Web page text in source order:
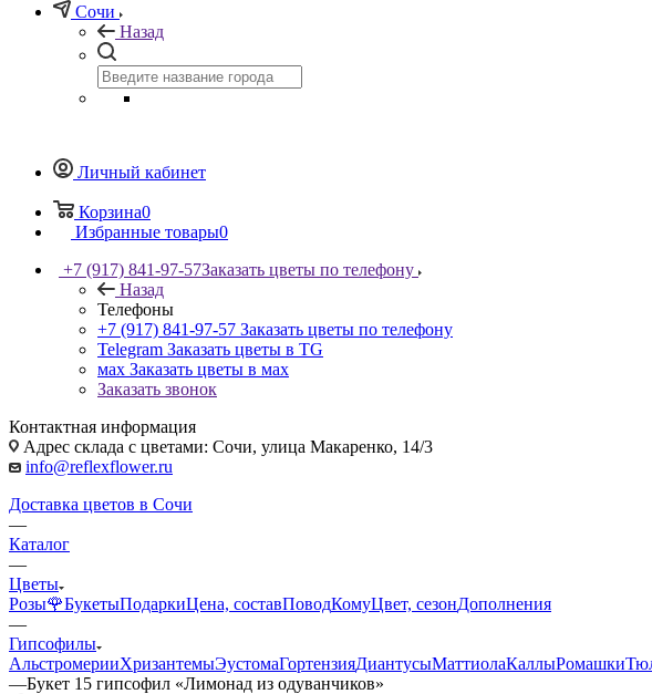
Сочи
Назад
Личный кабинет
Корзина0
Избранные товары0
+7 (917) 841-97-57Заказать цветы по телефону
Назад
Телефоны
+7 (917) 841-97-57 Заказать цветы по телефону
Telegram Заказать цветы в TG
мах Заказать цветы в мах
Заказать звонок
Контактная информация
Адрес склада с цветами: Сочи, улица Макаренко, 14/3
info@reflexflower.ru
Доставка цветов в Сочи
—
Каталог
—
Цветы
Розы🌹БукетыПодаркиЦена, составПоводКомуЦвет, сезонДополнения
—
Гипсофилы
АльстромерииХризантемыЭустомаГортензияДиантусыМаттиолаКаллыРомашки
—Букет 15 гипсофил «Лимонад из одуванчиков»